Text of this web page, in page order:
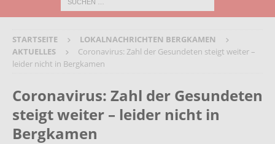
STARTSEITE
LOKALNACHRICHTEN BERGKAMEN
AKTUELLES
Coronavirus: Zahl der Gesundeten steigt weiter –
leider nicht in Bergkamen
Coronavirus: Zahl der Gesundeten
steigt weiter – leider nicht in
Bergkamen